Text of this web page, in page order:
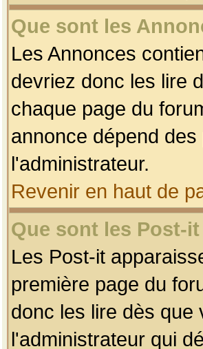
Que sont les
Les Annonces
devriez donc les lire
chaque page du
annonce dépend
l'administrateur.
Revenir en haut de
Que sont les Post-it
Les Post-it
première page du
donc les lire dès
l'administrateur qui